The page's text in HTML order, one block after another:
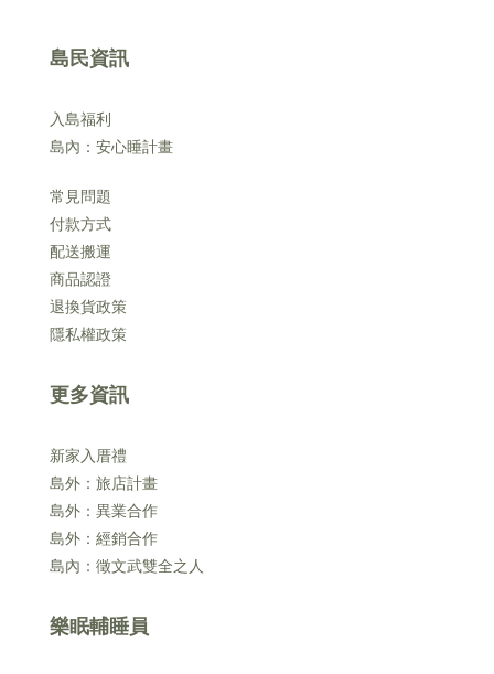
島民資訊
入島福利
島內：安心睡計畫
常見問題
付款方式
配送搬運
商品認證
退換貨政策
隱私權政策
更多資訊
新家入厝禮
島外：旅店計畫
島外：異業合作
島外：經銷合作
島內：徵文武雙全之人
樂眠輔睡員